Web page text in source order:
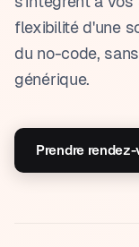
flexibilité d'une
du no-code,
générique.
Prendre